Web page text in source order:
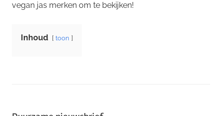
vegan jas merken om te bekijken!
Inhoud toon